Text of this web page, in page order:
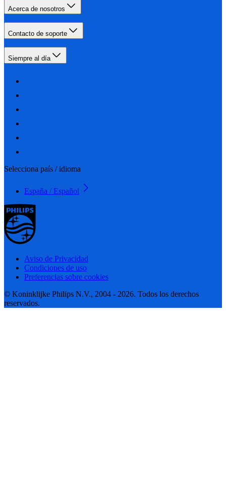
Acerca de nosotros
Contacto de soporte
Siempre al día
Selecciona país / idioma
España / Español
Aviso de Privacidad
Condiciones de uso
Preferencias sobre cookies
© Koninklijke Philips N.V., 2004 - 2026. Todos los derechos
reservados.